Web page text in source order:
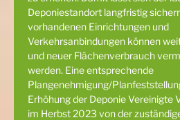
Deponiestandort langfristig
vorhandenen Einrichtungen und
Verkehrsanbindungen können
und neuer Flächenverbrauch
werden. Eine entsprechende
Plangenehmigung/
Erhöhung der Deponie Vereinigte
im Herbst 2023 von der